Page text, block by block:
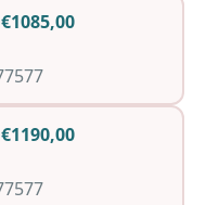
€1085,00
€1190,00